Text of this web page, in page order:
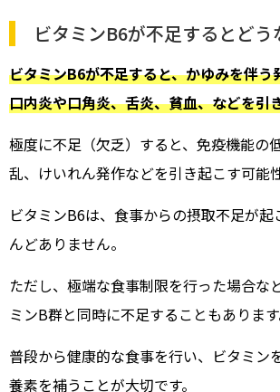
ビタミンB6が不足するとどう
ビタミンB6が不足すると、かゆみを伴う
口内炎や口角炎、舌炎、貧血、などを引
極度に不足（欠乏）すると、免疫機能の
乱、けいれん発作などを引き起こす可能
ビタミンB6は、食事からの摂取不足が起
んどありません。
ただし、極端な食事制限を行った場合な
ミンB群と同時に不足することもあります
普段から健康的な食事を行い、ビタミン
養素を補うことが大切です。